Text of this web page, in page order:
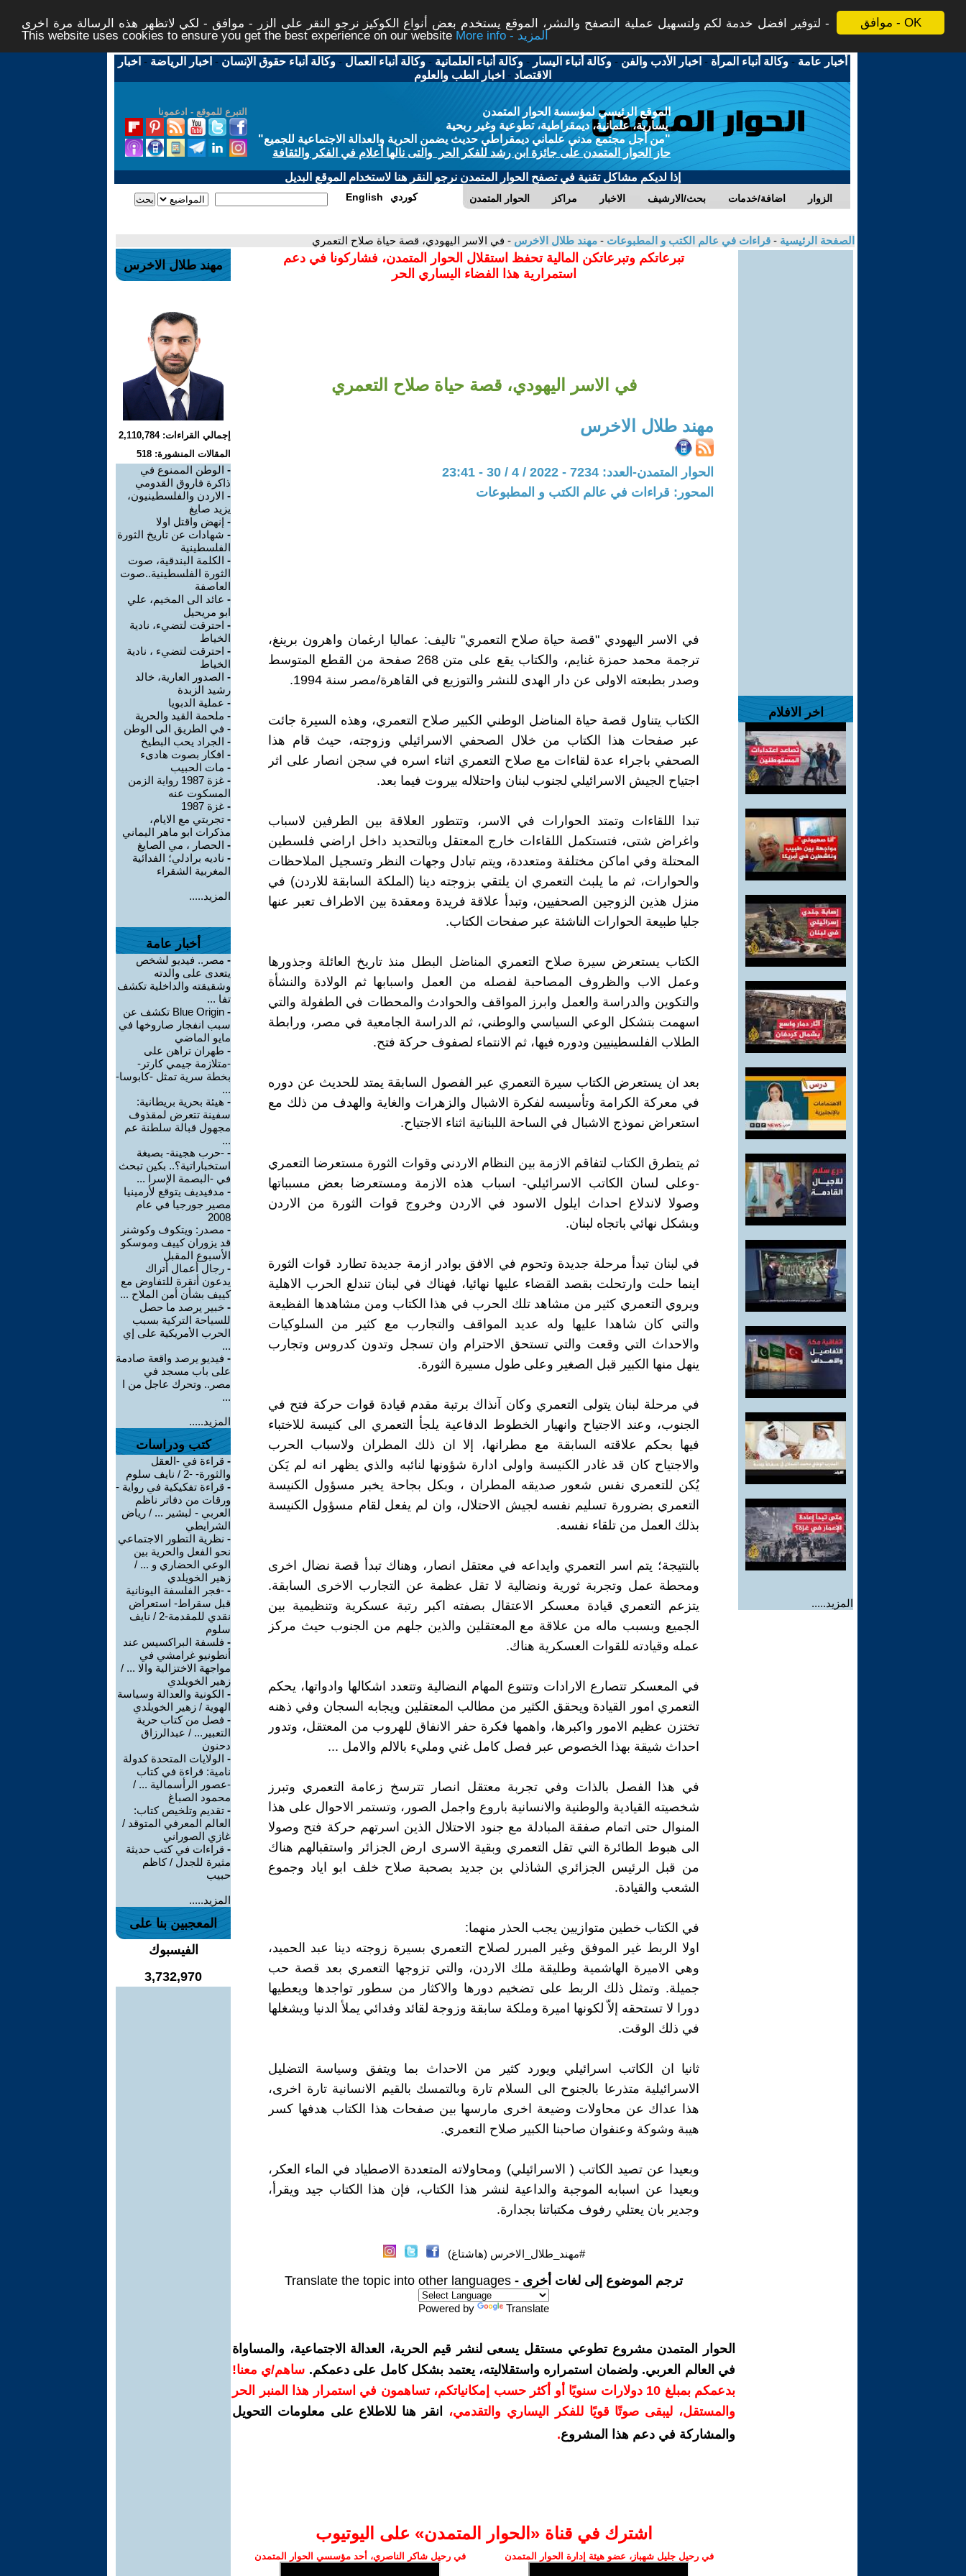
موافق - OK
لتوفير افضل خدمة لكم ولتسهيل عملية التصفح والنشر، الموقع يستخدم بعض أنواع الكوكيز نرجو النقر على الزر - موافق - لكي لاتظهر هذه الرسالة مرة اخرى -
This website uses cookies to ensure you get the best experience on our website
More info - المزيد
أخبار عامة -وكالة أنباء المرأة - اخبار الأدب والفن -وكالة أنباء اليسار -وكالة أنباء العلمانية -وكالة أنباء العمال -وكالة أنباء حقوق الإنسان - اخبار الرياضة - اخبار
الاقتصاد - اخبار الطب والعلوم
التبرع للموقع - ادعمونا
الموقع الرئيسي لمؤسسة الحوار المتمدن
يسارية، علمانية، ديمقراطية، تطوعية وغير ربحية
"من أجل مجتمع مدني علماني ديمقراطي حديث يضمن الحرية والعدالة الاجتماعية للجميع"
حاز الحوار المتمدن على جائزة ابن رشد للفكر الحر والتى نالها أعلام في الفكر والثقافة
إذا لديكم مشاكل تقنية في تصفح الحوار المتمدن نرجو النقر هنا لاستخدام الموقع البديل
الحوار المتمدن مراكز الاخبار بحث/الارشيف اضافة/خدمات الزوار English كوردي
الصفحة الرئيسية - قراءات في عالم الكتب و المطبوعات - مهند طلال الاخرس - في الاسر اليهودي، قصة حياة صلاح التعمري
اخر الافلام
المزيد.....
تبرعاتكم وتبرعاتكن المالية تحفظ استقلال الحوار المتمدن، فشاركونا في دعم
استمرارية هذا الفضاء اليساري الحر
في الاسر اليهودي، قصة حياة صلاح التعمري
مهند طلال الاخرس
الحوار المتمدن-العدد: 7234 - 2022 / 4 / 30 - 23:41
المحور: قراءات في عالم الكتب و المطبوعات
في الاسر اليهودي "قصة حياة صلاح التعمري" تاليف: عماليا ارغمان واهرون برينغ،
ترجمة محمد حمزة غنايم، والكتاب يقع على متن 268 صفحة من القطع المتوسط
وصدر بطبعته الاولى عن دار الهدى للنشر والتوزيع في القاهرة/مصر سنة 1994.
الكتاب يتناول قصة حياة المناضل الوطني الكبير صلاح التعمري، وهذه السيرة جائت
عبر صفحات هذا الكتاب من خلال الصحفي الاسرائيلي وزوجته، حيث قام هذا
الصحفي باجراء عدة لقاءات مع صلاح التعمري اثناء اسره في سجن انصار على اثر
اجتياح الجيش الاسرائيلي لجنوب لبنان واحتلاله بيروت فيما بعد.
تبدا اللقاءات وتمتد الحوارات في الاسر، وتتطور العلاقة بين الطرفين لاسباب
واغراض شتى، فتستكمل اللقاءات خارج المعتقل وبالتحديد داخل اراضي فلسطين
المحتلة وفي اماكن مختلفة ومتعددة، ويتم تبادل وجهات النظر وتسجيل الملاحظات
والحوارات، ثم ما يلبث التعمري ان يلتقي بزوجته دينا (الملكة السابقة للاردن) في
منزل هذين الزوجين الصحفيين، وتبدأ علاقة فريدة ومعقدة بين الاطراف تعبر عنها
جليا طبيعة الحوارات الناشئة عبر صفحات الكتاب.
الكتاب يستعرض سيرة صلاح التعمري المناضل البطل منذ تاريخ العائلة وجذورها
وعمل الاب والظروف المصاحبة لفصله من العمل واسبابها ثم الولادة والنشأة
والتكوين والدراسة والعمل وابرز المواقف والحوادث والمحطات في الطفولة والتي
اسهمت بتشكل الوعي السياسي والوطني، ثم الدراسة الجامعية في مصر، ورابطة
الطلاب الفلسطينيين ودوره فيها، ثم الانتماء لصفوف حركة فتح.
بعد ان يستعرض الكتاب سيرة التعمري عبر الفصول السابقة يمتد للحديث عن دوره
في معركة الكرامة وتأسيسه لفكرة الاشبال والزهرات والغاية والهدف من ذلك مع
استعراض نموذج الاشبال في الساحة اللبنانية اثناء الاجتياح.
ثم يتطرق الكتاب لتفاقم الازمة بين النظام الاردني وقوات الثورة مستعرضا التعمري
-وعلى لسان الكاتب الاسرائيلي- اسباب هذه الازمة ومستعرضا بعض مسبباتها
وصولا لاندلاع احداث ايلول الاسود في الاردن وخروج قوات الثورة من الاردن
وبشكل نهائي باتجاه لبنان.
في لبنان تبدأ مرحلة جديدة وتحوم في الافق بوادر ازمة جديدة تطارد قوات الثورة
اينما حلت وارتحلت بقصد القضاء عليها نهائيا، فهناك في لبنان تندلع الحرب الاهلية
ويروي التعمري كثير من مشاهد تلك الحرب في هذا الكتاب ومن مشاهدها الفظيعة
والتي كان شاهدا عليها وله عديد المواقف والتجارب مع كثير من السلوكيات
والاحداث التي وقعت والتي تستحق الاحترام وان تسجل وتدون كدروس وتجارب
ينهل منها الكبير قبل الصغير وعلى طول مسيرة الثورة.
في مرحلة لبنان يتولى التعمري وكان آنذاك برتبة مقدم قيادة قوات حركة فتح في
الجنوب، وعند الاجتياح وانهيار الخطوط الدفاعية يلجأ التعمري الى كنيسة للاختباء
فيها بحكم علاقته السابقة مع مطرانها، إلا ان ذلك المطران ولاسباب الحرب
والاجتياح كان قد غادر الكنيسة واولى ادارة شؤونها لنائبه والذي يظهر انه لم يَكن
يُكن للتعمري نفس شعور صديقه المطران ، وبكل بجاحة يخبر مسؤول الكنيسة
التعمري بضرورة تسليم نفسه لجيش الاحتلال، وان لم يفعل لقام مسؤول الكنيسة
بذلك العمل من تلقاء نفسه.
بالنتيجة؛ يتم اسر التعمري وايداعه في معتقل انصار، وهناك تبدأ قصة نضال اخرى
ومحطة عمل وتجربة ثورية ونضالية لا تقل عظمة عن التجارب الاخرى السابقة.
يتزعم التعمري قيادة معسكر الاعتقال بصفته اكبر رتبة عسكرية وتنظيمية بين
الجميع وبسبب ماله من علاقة مع المعتقلين والذين جلهم من الجنوب حيث مركز
عمله وقيادته للقوات العسكرية هناك.
في المعسكر تتصارع الارادات وتتنوع المهام النضالية وتتعدد اشكالها وادواتها، يحكم
التعمري امور القيادة ويحقق الكثير من مطالب المعتقلين ويجابه السجان وفي ذهنه
تختزن عظيم الامور واكبرها، واهمها فكرة حفر الانفاق للهروب من المعتقل، وتدور
احداث شيقة بهذا الخصوص عبر فصل كامل غني ومليء بالالم والامل ...
في هذا الفصل بالذات وفي تجربة معتقل انصار تترسخ زعامة التعمري وتبرز
شخصيته القيادية والوطنية والانسانية باروع واجمل الصور، وتستمر الاحوال على هذا
المنوال حتى اتمام صفقة المبادلة مع جنود الاحتلال الذين اسرتهم حركة فتح وصولا
الى هبوط الطائرة التي تقل التعمري وبقية الاسرى ارض الجزائر واستقبالهم هناك
من قبل الرئيس الجزائري الشاذلي بن جديد بصحبة صلاح خلف ابو اياد وجموع
الشعب والقيادة.
في الكتاب خطين متوازيين يجب الحذر منهما:
اولا الربط غير الموفق وغير المبرر لصلاح التعمري بسيرة زوجته دينا عبد الحميد،
وهي الاميرة الهاشمية وطليقة ملك الاردن، والتي تزوجها التعمري بعد قصة حب
جميلة. وتمثل ذلك الربط على تضخيم دورها والاكثار من سطور تواجدها ويعطيها
دورا لا تستحقه إلاّ لكونها اميرة وملكة سابقة وزوجة لقائد وفدائي يملأ الدنيا ويشغلها
في ذلك الوقت.
ثانيا ان الكاتب اسرائيلي ويورد كثير من الاحداث بما ويتفق وسياسة التضليل
الاسرائيلية متذرعا بالجنوح الى السلام تارة وبالتمسك بالقيم الانسانية تارة اخرى،
هذا عداك عن محاولات وضيعة اخرى مارسها بين صفحات هذا الكتاب هدفها كسر
هيبة وشوكة وعنفوان صاحبنا الكبير صلاح التعمري.
وبعيدا عن تصيد الكاتب ( الاسرائيلي) ومحاولاته المتعددة الاصطياد في الماء العكر،
وبعيدا عن اسبابه الموجبة والداعية لنشر هذا الكتاب، فإن هذا الكتاب جيد ويقرأ،
وجدير بان يعتلي رفوف مكتباتنا بجدارة.
#مهند_طلال_الاخرس (هاشتاغ)
ترجم الموضوع إلى لغات أخرى - Translate the topic into other languages
Powered by Translate
الحوار المتمدن مشروع تطوعي مستقل يسعى لنشر قيم الحرية، العدالة الاجتماعية، والمساواة
في العالم العربي. ولضمان استمراره واستقلاليته، يعتمد بشكل كامل على دعمكم. ساهم/ي معنا!
بدعمكم بمبلغ 10 دولارات سنويًا أو أكثر حسب إمكانياتكم، تساهمون في استمرار هذا المنبر الحر
والمستقل، ليبقى صوتًا قويًا للفكر اليساري والتقدمي،
انقر هنا للاطلاع على معلومات التحويل
والمشاركة في دعم هذا المشروع.
اشترك في قناة ‫«الحوار المتمدن» على اليوتيوب
في رحيل جليل شهباز، عضو هيئة إدارة الحوار المتمدن في رحيل شاكر الناصري، أحد مؤسسي الحوار المتمدن
مهند طلال الاخرس
إجمالي القراءات: 2,110,784
المقالات المنشورة: 518
- الوطن الممنوع في
ذاكرة فاروق القدومي
- الاردن والفلسطينيون،
يزيد صايغ
- إنهض واقتل اولا
- شهادات عن تاريخ الثورة
الفلسطينية
- الكلمة البندقية، صوت
الثورة الفلسطينية..صوت
العاصفة
- عائد الى المخيم، علي
ابو مريحيل
- احترقت لتضيء، نادية
الخياط
- احترقت لتضيء ، نادية
الخياط
- الصدور العارية، خالد
رشيد الزبدة
- عملية الدبويا
- ملحمة القيد والحرية
- في الطريق الى الوطن
- الجراد يحب البطيخ
- افكار بصوت هادىء
- مات الحبيب
-
غزة 1987 رواية الزمن
المسكوت عنه
- غزة 1987
- تجربتي مع الايام،
مذكرات ابو ماهر اليماني
- الحصار ، مي الصايغ
- ناديه برادلي؛ الفدائية
المغربية الشقراء
المزيد.....
أخبار عامة
- مصر.. فيديو لشخص
يتعدى على والدته
وشقيقته والداخلية تكشف
تفا ...
-
Blue Origin تكشف عن
سبب انفجار صاروخها في
مايو الماضي
- طهران تراهن على
-متلازمة جيمي كارتر-
بخطة سرية تمثل -كابوسا-
...
- هيئة بحرية بريطانية:
سفينة تتعرض لمقذوف
مجهول قبالة سلطنة عم
...
- -حرب هجينة- بصبغة
استخباراتية؟.. بكين تبحث
في -البصمة الإسرا ...
- مدفيديف يتوقع لأرمينيا
مصير جورجيا في عام
2008
- مصدر: ويتكوف وكوشنر
قد يزوران كييف وموسكو
الأسبوع المقبل
- رجال أعمال أتراك
يدعون أنقرة للتفاوض مع
كييف بشأن أمن الملاح ...
- خبير يرصد ما حصل
للسياحة التركية بسبب
الحرب الأمريكية على إي
...
- فيديو يرصد واقعة صادمة
على باب مسجد في
مصر.. وتحرك عاجل من ا
...
المزيد.....
كتب ودراسات
- قراءة في -العقل
والثورة- -2 / نايف سلوم
- قراءة تفكيكية في رواية -
ورقات من دفاتر ناظم
العربي - لبشير ... / رياض
الشرايطي
- نظرية التطور الاجتماعي
نحو الفعل والحرية بين
الوعي الحضاري و ... /
زهير الخويلدي
- -فجر الفلسفة اليونانية
قبل سقراط- استعراض
نقدي للمقدمة-2 / نايف
سلوم
- فلسفة البراكسيس عند
أنطونيو غرامشي في
مواجهة الاختزالية والا ... /
زهير الخويلدي
- الكونية والعدالة وسياسة
الهوية / زهير الخويلدي
- فصل من كتاب حرية
التعبير... / عبدالرزاق
دحنون
- الولايات المتحدة كدولة
نامية: قراءة في كتاب
-عصور الرأسمالية ... /
محمود الصباغ
- تقديم وتلخيص كتاب:
العالم المعرفي المتوقد /
غازي الصوراني
- قراءات في كتب حديثة
مثيرة للجدل / كاظم
حبيب
المزيد.....
المعجبين بنا على
الفيسبوك
3,732,970